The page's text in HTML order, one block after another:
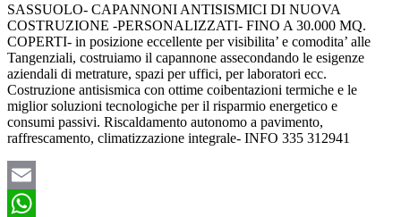
SASSUOLO- CAPANNONI ANTISISMICI DI NUOVA
COSTRUZIONE -PERSONALIZZATI- FINO A 30.000 MQ.
COPERTI- in posizione eccellente per visibilita’ e comodita’ alle
Tangenziali, costruiamo il capannone assecondando le esigenze
aziendali di metrature, spazi per uffici, per laboratori ecc.
Costruzione antisismica con ottime coibentazioni termiche e le
miglior soluzioni tecnologiche per il risparmio energetico e
consumi passivi. Riscaldamento autonomo a pavimento,
raffrescamento, climatizzazione integrale- INFO 335 312941
Email